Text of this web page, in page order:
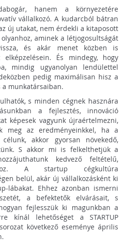
hanem a környezetére
vállalkozó. A kudarcból bátran
új utakat, nem érdekli a kitaposott
aminek a létjogosultságát
és akár menet közben is
És mindegy, hogy
mindig ugyanolyan lendülettel
pedig maximálisan hisz a
munkatársaiban.
s minden cégnek hasznára
a fejlesztés, innováció
képesek vagyunk újraértelmezni,
meg az eredményeinkkel, ha a
akkor gyorsan növekedő,
S akkor mi is felkelthetjük a
kedvező feltételű,
A startup cégkultúra
belül, akár új vállalkozásként ki
lábakat. Ehhez azonban ismerni
a befektetők elvárásait, s
fejlesszük ki magunkban a
kínál lehetőséget a STARTUP
következő eseménye április